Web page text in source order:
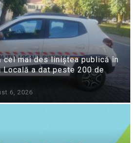
cel mai des liniștea publică în
a dat peste 200 de
6, 2026